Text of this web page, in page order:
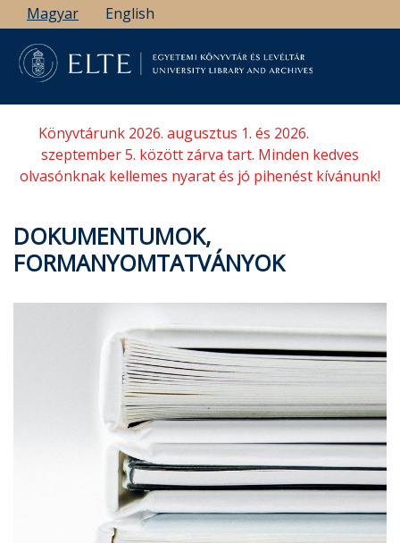
Ugrás
a
tartalomra
Magyar English
Könyvtárunk 2026. augusztus 1. és 2026.
szeptember 5. között zárva tart. Minden kedves
olvasónknak kellemes nyarat és jó pihenést kívánunk!
DOKUMENTUMOK,
FORMANYOMTATVÁNYOK